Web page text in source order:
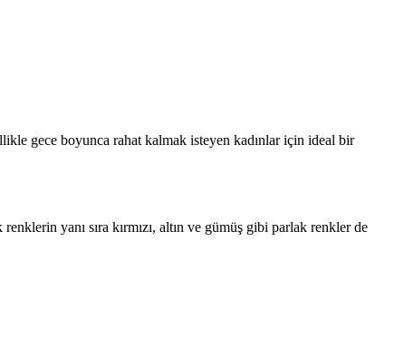
gece boyunca rahat kalmak isteyen kadınlar için ideal bir
yanı sıra kırmızı, altın ve gümüş gibi parlak renkler de